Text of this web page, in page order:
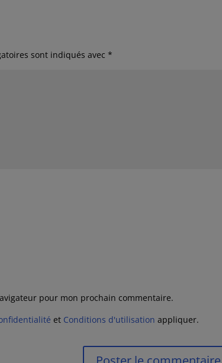
sont indiqués avec*
pour mon prochain commentaire.
et Conditions d'utilisation appliquer.